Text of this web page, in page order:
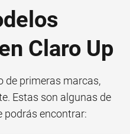
Claro Up
de primeras marcas,
Estas son algunas de
podrás encontrar: